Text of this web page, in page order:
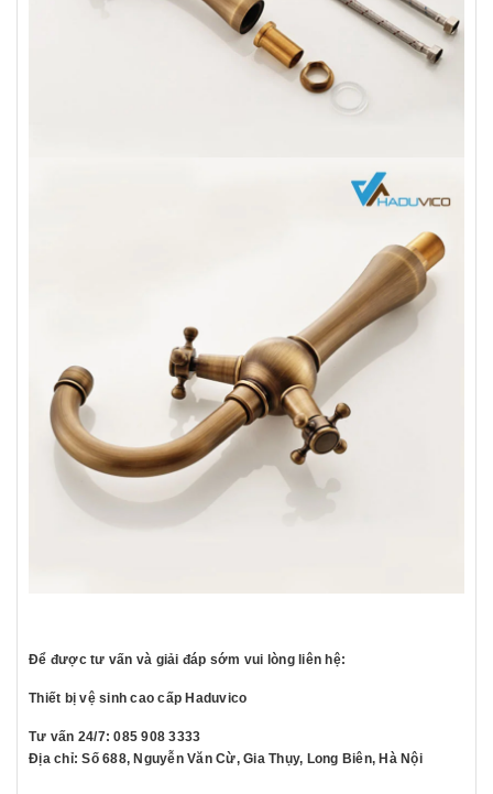
Để được tư vấn và giải đáp sớm vui lòng liên hệ:
Thiết bị vệ sinh cao cấp Haduvico
Tư vấn 24/7: 085 908 3333
Địa chỉ: Số 688, Nguyễn Văn Cừ, Gia Thụy, Long Biên, Hà Nội